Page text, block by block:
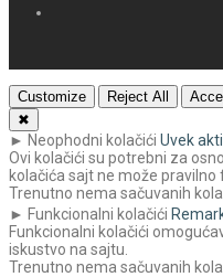
Customize Reject All
✖
► Neophodni kolačići Uvek
Ovi kolačići su potrebni za
kolačića sajt ne može pravilno
Trenutno nema sačuvanih
► Funkcionalni kolačići
Funkcionalni kolačići
iskustvo na sajtu.
Trenutno nema sačuvanih